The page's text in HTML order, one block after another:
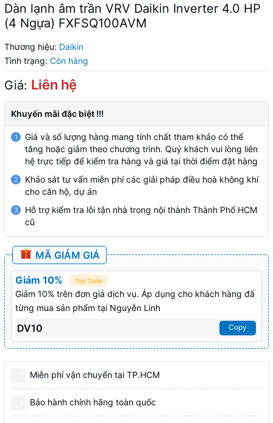
Dàn lạnh âm trần VRV Daikin Inverter 4.0 HP
(4 Ngựa) FXFSQ100AVM
Thương hiệu: Daikin
Tình trạng: Còn hàng
Giá: Liên hệ
Khuyến mãi đặc biệt !!!
1
Giá và số lượng hàng mang tính chất tham khảo có thể
tăng hoặc giảm theo chương trình. Quý khách vui lòng liên
hệ trực tiếp để kiểm tra hàng và giá tại thời điểm đặt hàng
2
Khảo sát tư vấn miễn phí các giải pháp điều hoà không khí
cho căn hộ, dự án
3
Hỗ trợ kiểm tra lỗi tận nhà trong nội thành Thành Phố HCM
cũ
MÃ GIẢM GIÁ
Giảm 10% Top Code
Giảm 10% trên đơn giá dịch vụ. Áp dụng cho khách hàng đã
từng mua sản phẩm tại Nguyễn Linh
DV10 Copy
Miễn phí vận chuyển tại TP.HCM
Bảo hành chính hãng toàn quốc